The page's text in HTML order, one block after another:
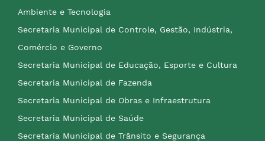
Ambiente e Tecnologia
Secretaria Municipal de Controle, Gestão, Indústria,
Comércio e Governo
Secretaria Municipal de Educação, Esporte e Cultura
Secretaria Municipal de Fazenda
Secretaria Municipal de Obras e Infraestrutura
Secretaria Municipal de Saúde
Secretaria Municipal de Trânsito e Segurança